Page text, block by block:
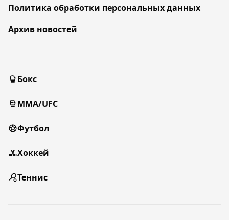
Политика обработки персональных данных
Архив новостей
Бокс
MMA/UFC
Футбол
Хоккей
Теннис